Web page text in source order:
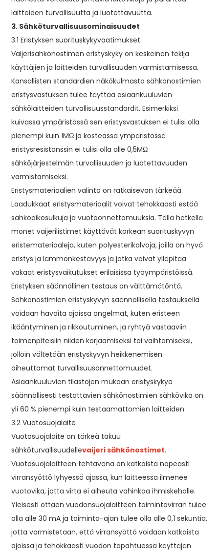
laitteiden turvallisuutta ja luotettavuutta.
3. Sähköturvallisuusominaisuudet
3.1 Eristyksen suorituskykyvaatimukset
Vaijerisähkönostimen eristyskyky on keskeinen tekijä
käyttäjien ja laitteiden turvallisuuden varmistamisessa.
Kansallisten standardien näkökulmasta sähkönostimien
eristysvastuksen tulee täyttää asiaankuuluvien
sähkölaitteiden turvallisuusstandardit. Esimerkiksi
kuivassa ympäristössä sen eristysvastuksen ei tulisi olla
pienempi kuin 1MΩ ja kosteassa ympäristössä
eristysresistanssin ei tulisi olla alle 0,5MΩ
sähköjärjestelmän turvallisuuden ja luotettavuuden
varmistamiseksi.
Eristysmateriaalien valinta on ratkaisevan tärkeää.
Laadukkaat eristysmateriaalit voivat tehokkaasti estää
sähköoikosulkuja ja vuotoonnettomuuksia. Tällä hetkellä
monet vaijerilistimet käyttävät korkean suorituskyvyn
eristemateriaaleja, kuten polyesterikalvoja, joilla on hyvä
eristys ja lämmönkestävyys ja jotka voivat ylläpitää
vakaat eristysvaikutukset erilaisissa työympäristöissä.
Eristyksen säännöllinen testaus on välttämätöntä.
Sähkönostimien eristyskyvyn säännöllisellä testauksella
voidaan havaita ajoissa ongelmat, kuten eristeen
ikääntyminen ja rikkoutuminen, ja ryhtyä vastaaviin
toimenpiteisiin niiden korjaamiseksi tai vaihtamiseksi,
jolloin vältetään eristyskyvyn heikkenemisen
aiheuttamat turvallisuusonnettomuudet.
Asiaankuuluvien tilastojen mukaan eristyskykyä
säännöllisesti testattavien sähkönostimien sähkövika on
yli 60 % pienempi kuin testaamattomien laitteiden.
3.2 Vuotosuojalaite
Vuotosuojalaite on tärkeä takuu
sähköturvallisuudellevaijeri sähkönostimet.
Vuotosuojalaitteen tehtävänä on katkaista nopeasti
virransyöttö lyhyessä ajassa, kun laitteessa ilmenee
vuotovika, jotta virta ei aiheuta vahinkoa ihmiskeholle.
Yleisesti ottaen vuodonsuojalaitteen toimintavirran tulee
olla alle 30 mA ja toiminta-ajan tulee olla alle 0,1 sekuntia,
jotta varmistetaan, että virransyöttö voidaan katkaista
ajoissa ja tehokkaasti vuodon tapahtuessa käyttäjän